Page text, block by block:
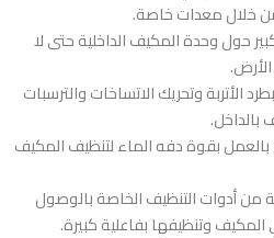
خلال معدات خاصة.
حول وحدة المكيف الداخلية حتى لا
الأتربة وتحريك الاتساخات والترسبات
بالداخل.
بقوة دفه الماء لتنظيف المكيف
أدوات التنظيف الخاصة بالوصول
المكيف وتنظيفها بفاعلية كبيرة.